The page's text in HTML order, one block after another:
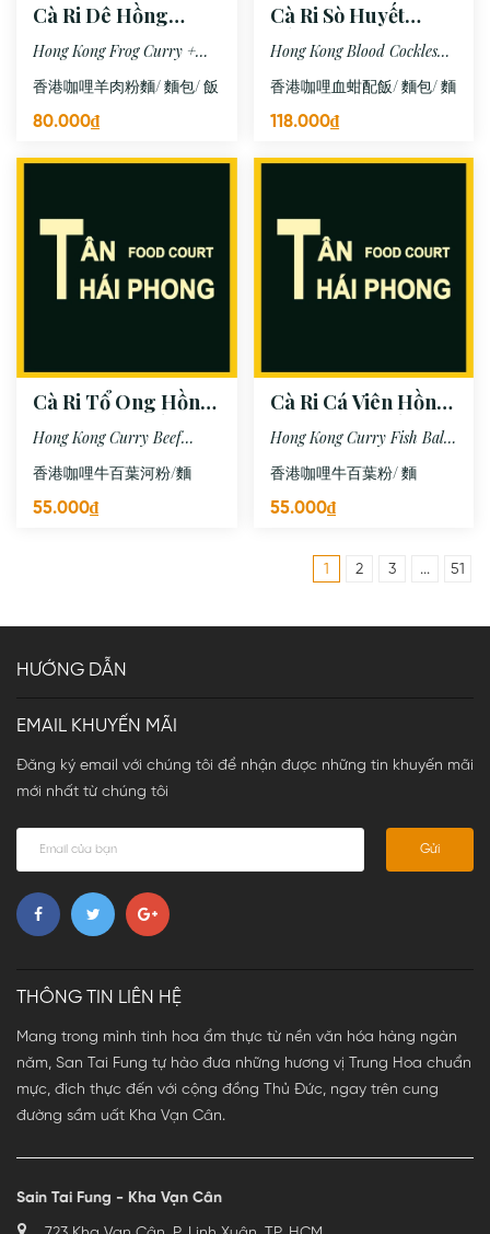
Cà Ri Dê Hồng
Kông + Mì/ Bánh
Mì/ Cơm
Hong Kong Frog Curry +
Noodles/ Bread/ Rice
香港咖哩羊肉粉麵/ 麵包/ 飯
80.000₫
Cà Ri Sò Huyết
Hồng Kông + Mì/
Bánh Mì/ Cơm
Hong Kong Blood Cockles
Curry + Noodles/ Bread/
Ric
香港咖哩血蚶配飯/ 麵包/ 麵
118.000₫
Cà Ri Tổ Ong Hồng
Kông + Hủ Tiếu/ Mì
Hong Kong Curry Beef
Honeycomb Tripe + Rice
Noodles/ Noodles
香港咖哩牛百葉河粉/麵
55.000₫
Cà Ri Cá Viên Hồng
Kông + Hủ Tiếu/ Mì
Hong Kong Curry Fish Ball
+ Rice Noodles/ Noodles
香港咖哩牛百葉粉/ 麵
55.000₫
1 2 3 ... 51
HƯỚNG DẪN
EMAIL KHUYẾN MÃI
Đăng ký email với chúng tôi để nhận được những tin khuyến mãi
mới nhất từ chúng tôi
Gửi
THÔNG TIN LIÊN HỆ
Mang trong mình tinh hoa ẩm thực từ nền văn hóa hàng ngàn
năm, San Tai Fung tự hào đưa những hương vị Trung Hoa chuẩn
mực, đích thực đến với cộng đồng Thủ Đức, ngay trên cung
đường sầm uất Kha Vạn Cân.
Sain Tai Fung - Kha Vạn Cân